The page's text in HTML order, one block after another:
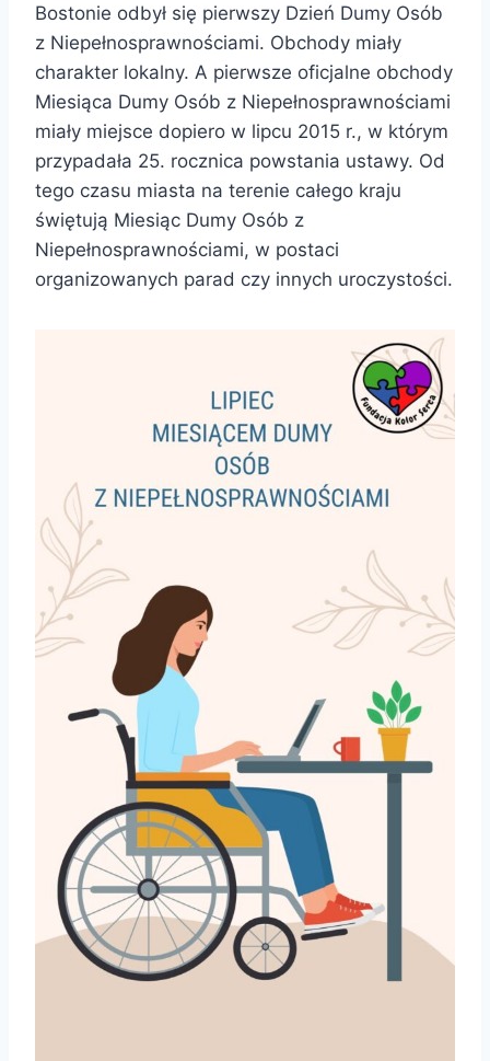
Bostonie odbył się pierwszy Dzień Dumy Osób
z Niepełnosprawnościami. Obchody miały
charakter lokalny. A pierwsze oficjalne obchody
Miesiąca Dumy Osób z Niepełnosprawnościami
miały miejsce dopiero w lipcu 2015 r., w którym
przypadała 25. rocznica powstania ustawy. Od
tego czasu miasta na terenie całego kraju
świętują Miesiąc Dumy Osób z
Niepełnosprawnościami, w postaci
organizowanych parad czy innych uroczystości.